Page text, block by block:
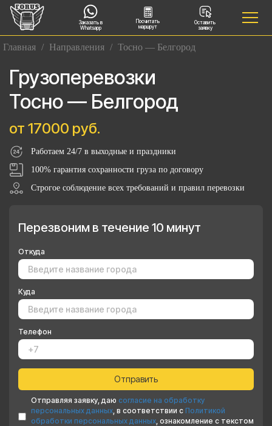
Заказать в
Whatsapp
Посчитать
маршрут
Оставить
заявку
Главная / Направления / Тосно — Белгород
Грузоперевозки
Тосно — Белгород
от 17000 руб.
Работаем 24/7 в выходные и праздники
100% гарантия сохранности груза по договору
Строгое соблюдение всех требований и правил перевозки
Перезвоним в течение 10 минут
Откуда
Куда
Телефон
Отправляя заявку, даю согласие на обработку
персональных данных, в соответствии с Политикой
обработки персональных данных, ознакомление с текстом